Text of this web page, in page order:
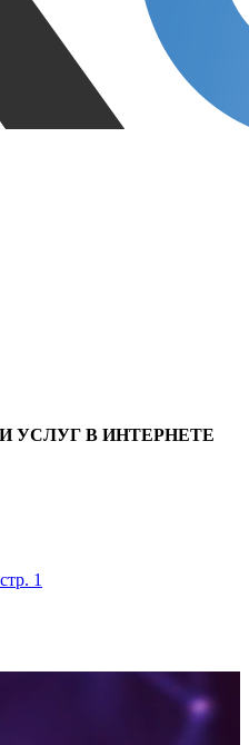
УСЛУГ В ИНТЕРНЕТЕ
1